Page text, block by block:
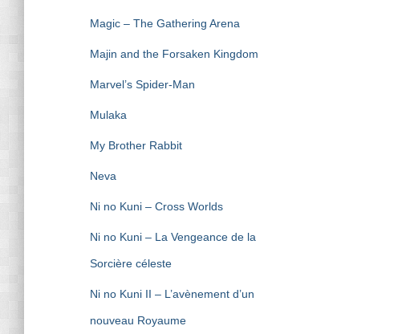
Magic – The Gathering Arena
Majin and the Forsaken Kingdom
Marvel’s Spider-Man
Mulaka
My Brother Rabbit
Neva
Ni no Kuni – Cross Worlds
Ni no Kuni – La Vengeance de la
Sorcière céleste
Ni no Kuni II – L’avènement d’un
nouveau Royaume